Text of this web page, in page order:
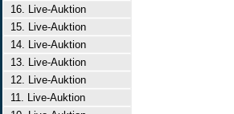
16. Live-Auktion
15. Live-Auktion
14. Live-Auktion
13. Live-Auktion
12. Live-Auktion
11. Live-Auktion